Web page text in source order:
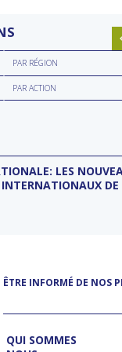
Rechercher
par
région
PAR RÉGION
Rechercher
parPAR ACTION
LES
ÊTRE INFORMÉ DE NOS
QUI SOMMES